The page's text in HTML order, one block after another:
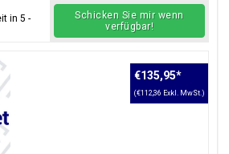
in 5 -
Schicken Sie mir wenn
verfügbar!
€135,95*
(€112,36 Exkl. MwSt.)